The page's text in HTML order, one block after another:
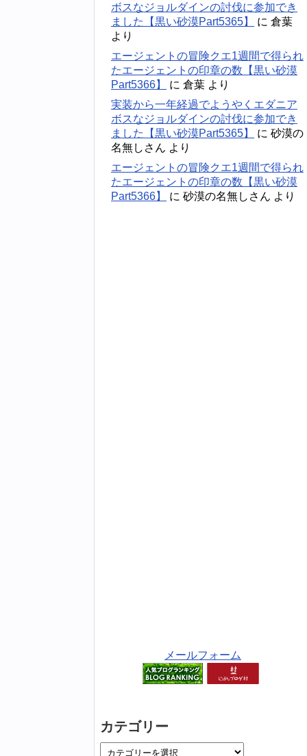
ボスなジョルダインの討伐に参加でき
ました【黒い砂漠Part5365】
に 倉葉
より
エージェントの冒険クエ1週間で得られ
たエージェントの印章の数【黒い砂漠
Part5366】
に 倉葉 より
実装から一年経過でようやくエダニア
ボスなジョルダインの討伐に参加でき
ました【黒い砂漠Part5365】
に 砂漠の
名無しさん より
エージェントの冒険クエ1週間で得られ
たエージェントの印章の数【黒い砂漠
Part5366】
に 砂漠の名無しさん より
メールフォーム
カテゴリー